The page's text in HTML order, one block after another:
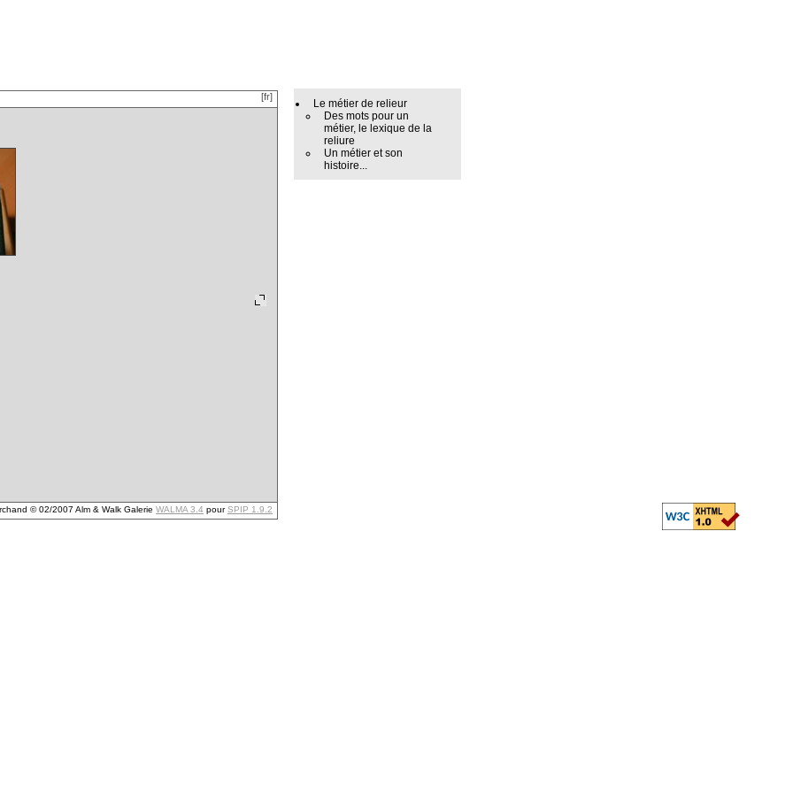
Le métier de relieur
Des mots pour un
métier, le lexique de la
reliure
Un métier et son
histoire...
[fr]
© 02/2007 Alm & Walk Galerie WALMA 3.4 pourSPIP 1.9.2